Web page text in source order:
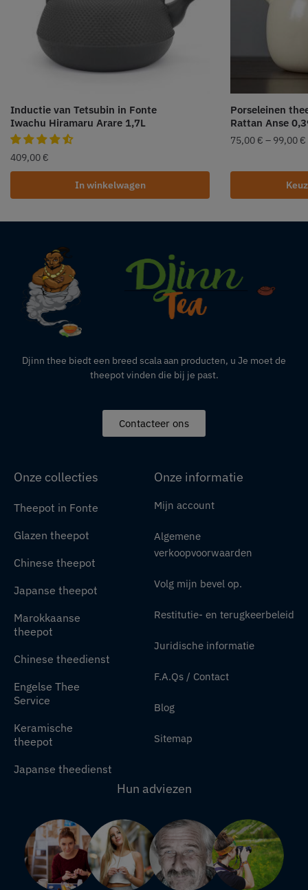
Inductie van Tetsubin in Fonte
Iwachu Hiramaru Arare 1,7L
409,00 €
In winkelwagen
Porseleinen
Rattan Anse
75,00 € – 99,00 €
Djinn thee biedt een breed scala aan producten, u Je moet de
theepot vinden die bij je past.
Contacteer ons
Onze collecties
Theepot in Fonte
Glazen theepot
Chinese theepot
Japanse theepot
Marokkaanse
theepot
Chinese theedienst
Engelse Thee
Service
Keramische
theepot
Japanse theedienst
Onze informatie
Mijn account
Algemene
verkoopvoorwaarden
Volg mijn bevel op.
Restitutie- en terugkeerbeleid
Juridische informatie
F.A.Qs / Contact
Blog
Sitemap
Hun adviezen